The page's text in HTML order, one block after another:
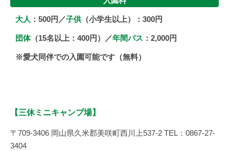
大人 ：500円／子供（小学生以上）：300円
団体（15名以上：400円）／年間パス ：2,000円
※愛犬同伴での入園可能です（無料）
【三休ミニキャンプ場】
〒709-3406 岡山県久米郡美咲町西川上537-2 TEL：0867-27-
3404